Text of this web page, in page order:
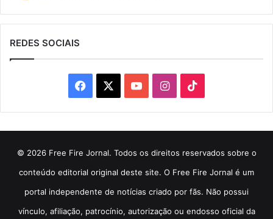
REDES SOCIAIS
Facebook YouTubeInstagram
© 2026 Free Fire Jornal. Todos os direitos reservados sobre o
conteúdo editorial original deste site. O Free Fire Jornal é um
portal independente de notícias criado por fãs. Não possui
vínculo, afiliação, patrocínio, autorização ou endosso oficial da